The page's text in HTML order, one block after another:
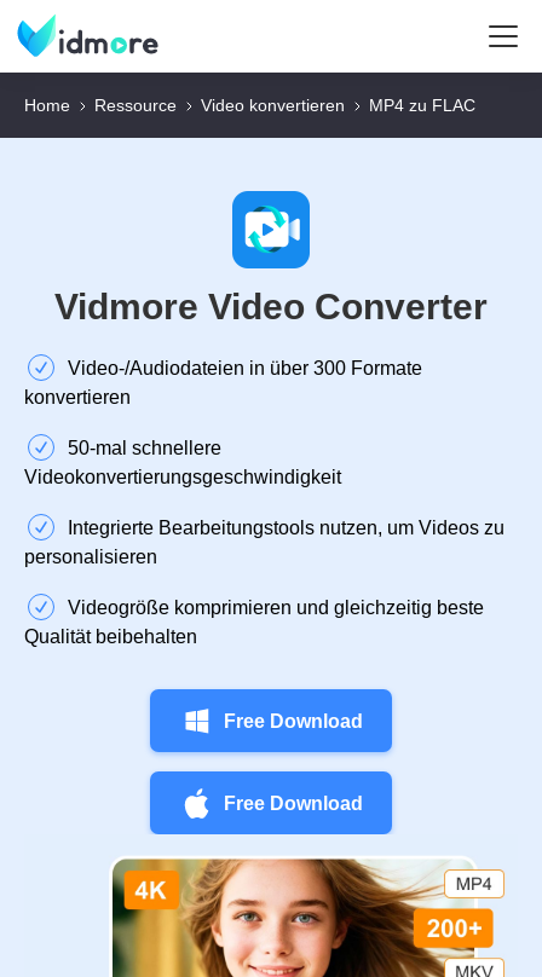
Home Ressource Video konvertieren MP4 zu FLAC
Vidmore Video Converter
Video‑/Audiodateien in über 300 Formate
konvertieren
50‑mal schnellere
Videokonvertierungsgeschwindigkeit
Integrierte Bearbeitungstools nutzen, um Videos zu
personalisieren
Videogröße komprimieren und gleichzeitig beste
Qualität beibehalten
Free Download
Free Download